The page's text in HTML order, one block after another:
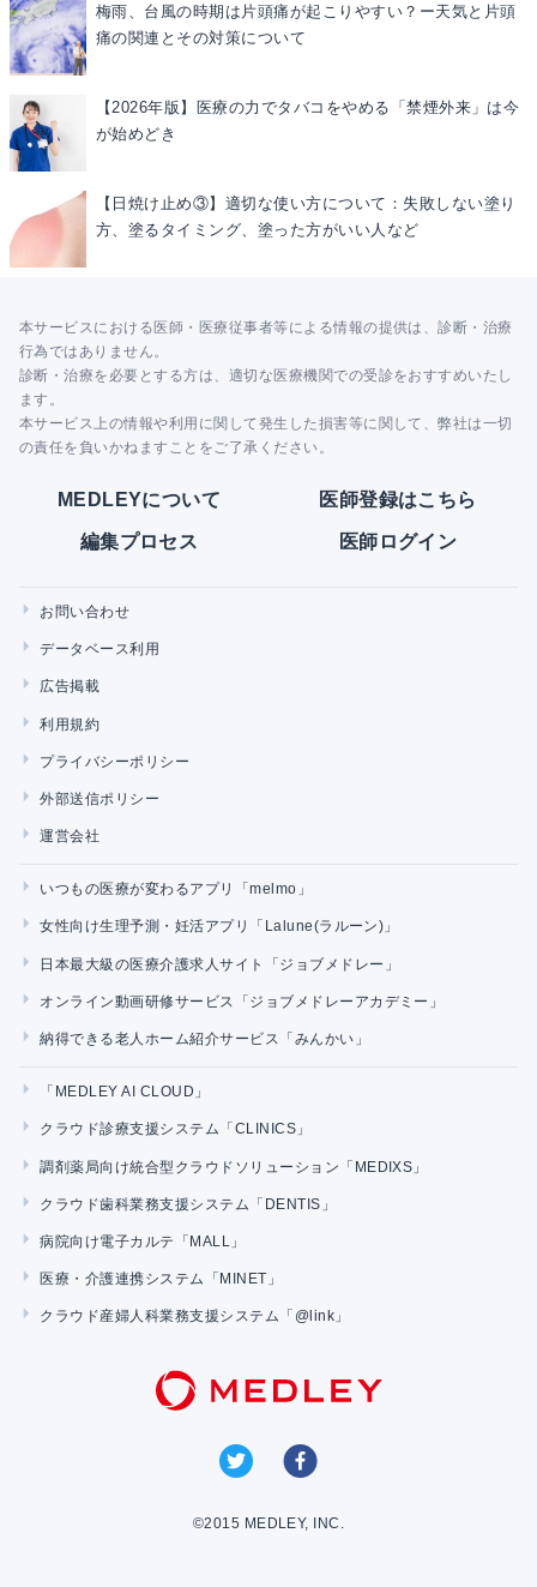
梅雨、台風の時期は片頭痛が起こりやすい？ー天気と片頭
痛の関連とその対策について
【2026年版】医療の力でタバコをやめる「禁煙外来」は今
が始めどき
【日焼け止め③】適切な使い方について：失敗しない塗り
方、塗るタイミング、塗った方がいい人など
本サービスにおける医師・医療従事者等による情報の提供は、診断・治療
行為ではありません。
診断・治療を必要とする方は、適切な医療機関での受診をおすすめいたし
ます。
本サービス上の情報や利用に関して発生した損害等に関して、弊社は一切
の責任を負いかねますことをご了承ください。
MEDLEYについて 医師登録はこちら
編集プロセス 医師ログイン
お問い合わせ
データベース利用
広告掲載
利用規約
プライバシーポリシー
外部送信ポリシー
運営会社
いつもの医療が変わるアプリ「melmo」
女性向け生理予測・妊活アプリ「Lalune(ラルーン)」
日本最大級の医療介護求人サイト「ジョブメドレー」
オンライン動画研修サービス「ジョブメドレーアカデミー」
納得できる老人ホーム紹介サービス「みんかい」
「MEDLEY AI CLOUD」
クラウド診療支援システム「CLINICS」
調剤薬局向け統合型クラウドソリューション「MEDIXS」
クラウド歯科業務支援システム「DENTIS」
病院向け電子カルテ「MALL」
医療・介護連携システム「MINET」
クラウド産婦人科業務支援システム「@link」
©2015 MEDLEY, INC.